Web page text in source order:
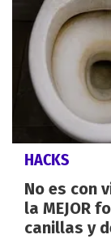
HACKS
No es con
la MEJOR
canillas y